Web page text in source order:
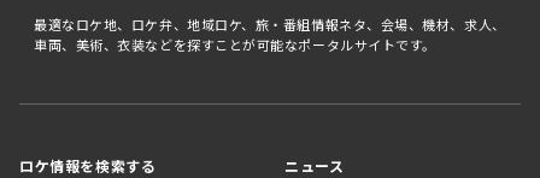
最適なロケ地、ロケ弁、地域ロケ、旅・番組情報ネタ、会場、機材、求人、
車両、美術、衣装などを探すことが可能なポータルサイトです。
ロケ情報を検索する ニュース